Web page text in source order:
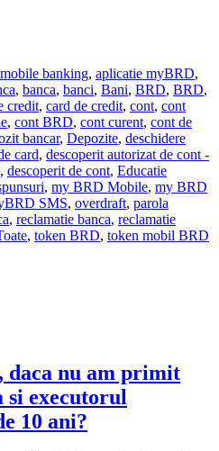
banking, aplicatie myBRD,
, banca, banci, Bani, BRD, BRD,
credit, card de credit, cont, cont
, cont BRD, cont curent, cont de
bancar, Depozite, deschidere
card, descoperit autorizat de cont -
, descoperit de cont, Educatie
, my BRD Mobile, my BRD
SMS, overdraft, parola
, reclamatie banca, reclamatie
, token BRD, token mobil BRD
daca nu am primit
si executorul
10 ani?